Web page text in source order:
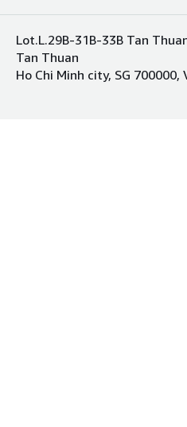
Lot.L.29B-31B-33B Tan
Tan Thuan
Ho Chi Minh city, SG 700000,